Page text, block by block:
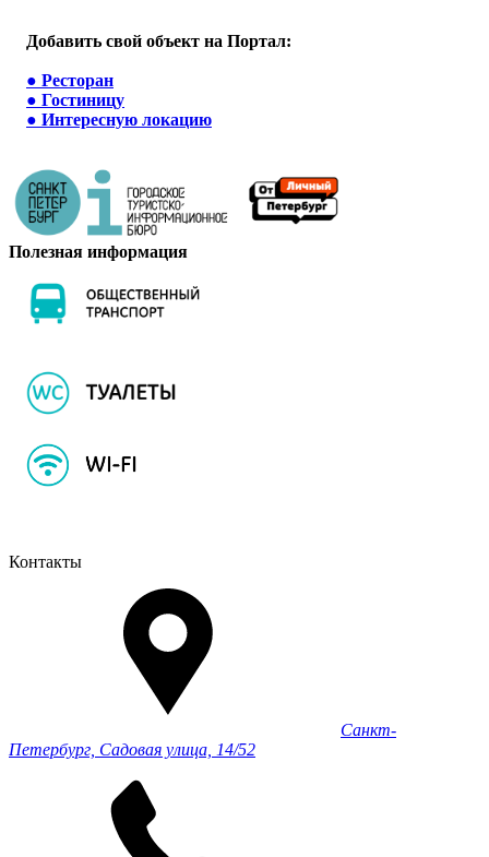
Добавить свой объект на Портал:
● Ресторан
● Гостиницу
● Интересную локацию
Полезная информация
Контакты
Санкт-
Петербург, Садовая улица, 14/52